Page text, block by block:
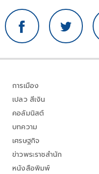
การเมือง
เปลว สีเงิน
คอลัมนิสต์
บทความ
เศรษฐกิจ
ข่าวพระราชสำนัก
หนังสือพิมพ์